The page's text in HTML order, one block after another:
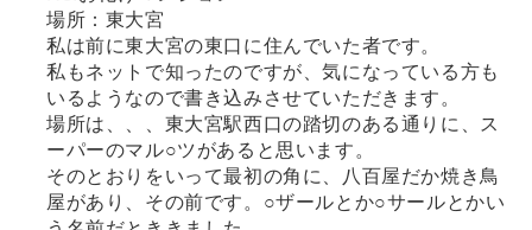
場所：東大宮
私は前に東大宮の東口に住んでいた者です。
私もネットで知ったのですが、気になっている方も
いるようなので書き込みさせていただきます。
場所は、、、東大宮駅西口の踏切のある通りに、ス
ーパーのマル○ツがあると思います。
そのとおりをいって最初の角に、八百屋だか焼き鳥
屋があり、その前です。○ザールとか○サールとかい